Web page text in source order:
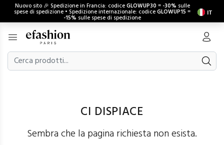
Nuovo sito 🎉 Spedizione in Francia: codiceGLOWUP30 = -30% sulle
spese di spedizione • Spedizione internazionale: codiceGLOWUP15 =
-15% sulle spese di spedizione IT
CI DISPIACE
Sembra che la pagina richiesta non esista.